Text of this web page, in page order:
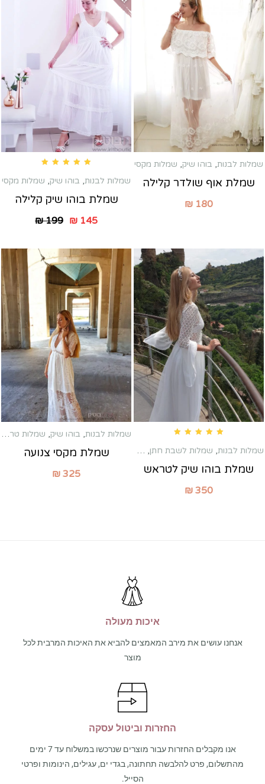
שמלות לבנות, בוהו שיק, שמלות מקסי
שמלת אוף שולדר קלילה
₪ 180
שמלות לבנות, בוהו שיק, שמלות מקסי
שמלת בוהו שיק קלילה
₪199 ₪145
שמלות לבנות, שמלות לשבת חתן, שמלות מקסי
שמלת בוהו שיק לטראש
₪ 350
שמלות לבנות, בוהו שיק, שמלות טראש
שמלת מקסי צנועה
₪ 325
איכות מעולה
אנחנו עושים את מירב המאמצים להביא את האיכות המרבית לכל
מוצר
החזרות וביטול עסקה
אנו מקבלים החזרות עבור מוצרים שנרכשו במשלוח עד 7 ימים
מהתשלום, פרט להלבשה תחתונה, בגדי ים, עגילים, הינומות ופרטי
הסייל.